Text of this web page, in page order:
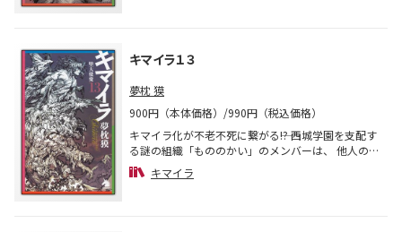
キマイラ１３
夢枕 獏
900円（本体価格）/990円（税込価格）
キマイラ化が不老不死に繋がる――!? 西城学園を支配す
る謎の組織「もののかい」のメンバーは、 他人の血
を欲するトランシルヴァニア症候群の“D”に感染し
ていた。 森の中で彼らと闘ううち、久鬼麗一の肘が
キマイラ